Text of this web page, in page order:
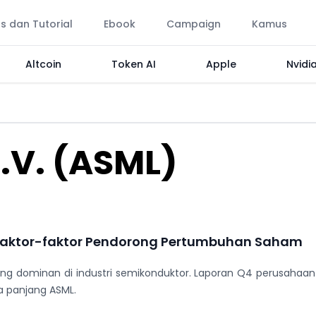
dan Tutorial Ebook Campaign Kamus
Altcoin Token AI Apple
(ASML)
faktor Pendorong Pertumbuhan Saham
dominan di industri semikonduktor. Laporan Q4
ASML.